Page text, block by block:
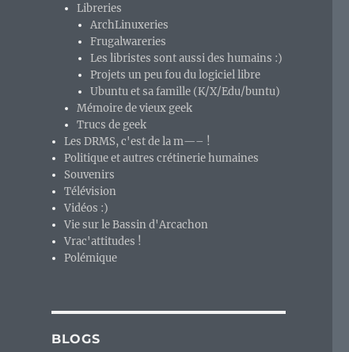
Libreries
ArchLinuxeries
Frugalwareries
Les libristes sont aussi des humains :)
Projets un peu fou du logiciel libre
Ubuntu et sa famille (K/X/Edu/buntu)
Mémoire de vieux geek
Trucs de geek
Les DRMS, c'est de la m—– !
Politique et autres crétinerie humaines
Souvenirs
Télévision
Vidéos :)
Vie sur le Bassin d'Arcachon
Vrac'attitudes !
Polémique
BLOGS